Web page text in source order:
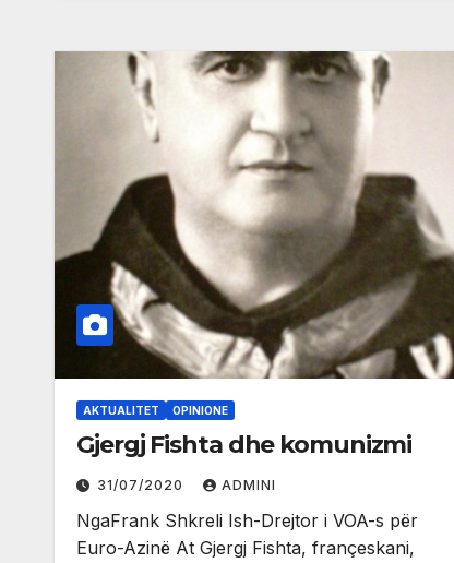
AKTUALITET OPINIONE
Gjergj Fishta dhe komunizmi
31/07/2020 ADMINI
NgaFrank Shkreli Ish-Drejtor i VOA-s për
Euro-Azinë At Gjergj Fishta, françeskani,